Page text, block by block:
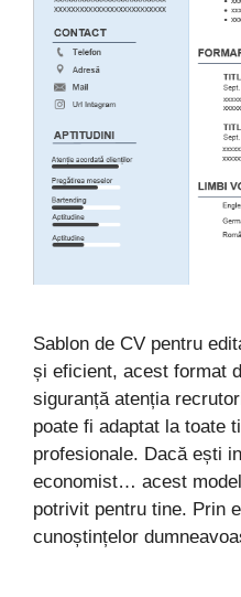
Sablon de CV pentru
și eficient, acest format
siguranță atenția
poate fi adaptat la toate
profesionale. Dacă ești
economist… acest
potrivit pentru tine. Prin
cunoștințelor